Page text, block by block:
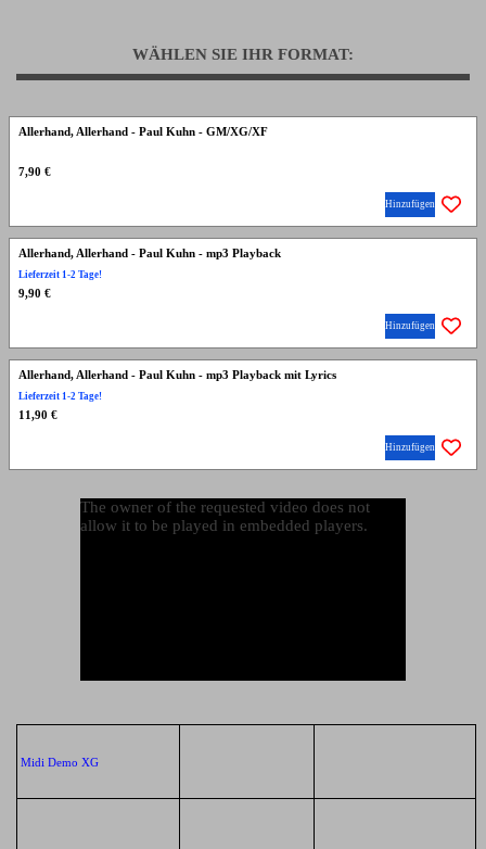
WÄHLEN SIE IHR FORMAT:
Allerhand, Allerhand - Paul Kuhn - GM/XG/XF
7,90 €
Hinzufügen
Allerhand, Allerhand - Paul Kuhn - mp3 Playback
Lieferzeit 1-2 Tage!
9,90 €
Hinzufügen
Allerhand, Allerhand - Paul Kuhn - mp3 Playback mit Lyrics
Lieferzeit 1-2 Tage!
11,90 €
Hinzufügen
The owner of the requested video does not
allow it to be played in embedded players.
Midi Demo XG